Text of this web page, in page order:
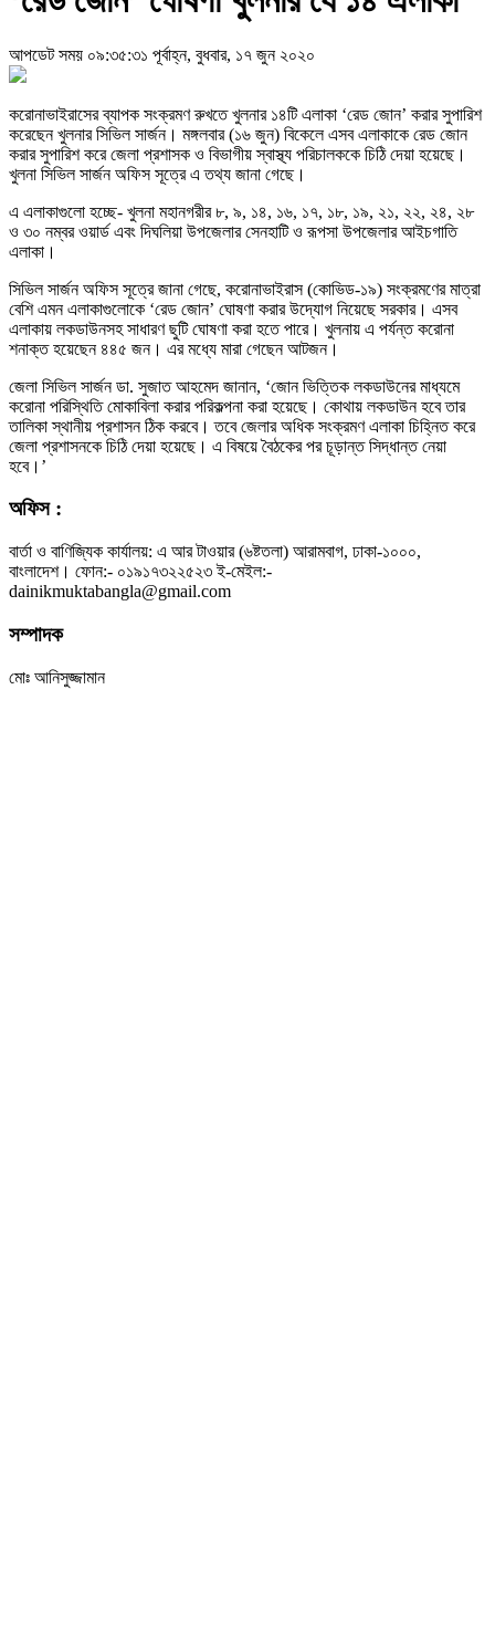
আপডেট সময় ০৯:৩৫:৩১ পূর্বাহ্ন, বুধবার, ১৭ জুন ২০২০
করোনাভাইরাসের ব্যাপক সংক্রমণ রুখতে খুলনার ১৪টি এলাকা ‘রেড জোন’ করার সুপারিশ
করেছেন খুলনার সিভিল সার্জন। মঙ্গলবার (১৬ জুন) বিকেলে এসব এলাকাকে রেড জোন
করার সুপারিশ করে জেলা প্রশাসক ও বিভাগীয় স্বাস্থ্য পরিচালককে চিঠি দেয়া হয়েছে।
খুলনা সিভিল সার্জন অফিস সূত্রে এ তথ্য জানা গেছে।
এ এলাকাগুলো হচ্ছে- খুলনা মহানগরীর ৮, ৯, ১৪, ১৬, ১৭, ১৮, ১৯, ২১, ২২, ২৪, ২৮
ও ৩০ নম্বর ওয়ার্ড এবং দিঘলিয়া উপজেলার সেনহাটি ও রূপসা উপজেলার আইচগাতি
এলাকা।
সিভিল সার্জন অফিস সূত্রে জানা গেছে, করোনাভাইরাস (কোভিড-১৯) সংক্রমণের মাত্রা
বেশি এমন এলাকাগুলোকে ‘রেড জোন’ ঘোষণা করার উদ্যোগ নিয়েছে সরকার। এসব
এলাকায় লকডাউনসহ সাধারণ ছুটি ঘোষণা করা হতে পারে। খুলনায় এ পর্যন্ত করোনা
শনাক্ত হয়েছেন ৪৪৫ জন। এর মধ্যে মারা গেছেন আটজন।
জেলা সিভিল সার্জন ডা. সুজাত আহমেদ জানান, ‘জোন ভিত্তিক লকডাউনের মাধ্যমে
করোনা পরিস্থিতি মোকাবিলা করার পরিকল্পনা করা হয়েছে। কোথায় লকডাউন হবে তার
তালিকা স্থানীয় প্রশাসন ঠিক করবে। তবে জেলার অধিক সংক্রমণ এলাকা চিহ্নিত করে
জেলা প্রশাসনকে চিঠি দেয়া হয়েছে। এ বিষয়ে বৈঠকের পর চূড়ান্ত সিদ্ধান্ত নেয়া
হবে।’
অফিস :
বার্তা ও বাণিজ্যিক কার্যালয়: এ আর টাওয়ার (৬ষ্টতলা) আরামবাগ, ঢাকা-১০০০,
বাংলাদেশ। ফোন:- ০১৯১৭৩২২৫২৩ ই-মেইল:-
dainikmuktabangla@gmail.com
সম্পাদক
মোঃ আনিসুজ্জামান